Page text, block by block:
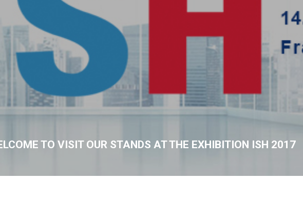
TO VISIT OUR STANDS AT THE EXHIBITION ISH 2017